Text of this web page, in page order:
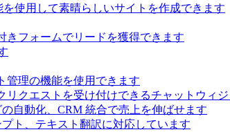
使用して素晴らしいサイトを作成できます
きフォームでリードを獲得できます
管理の機能を使用できます
クエストを受け付けできるチャットウィ
自動化、CRM 統合で売上を伸ばせます
ト、テキスト翻訳に対応しています